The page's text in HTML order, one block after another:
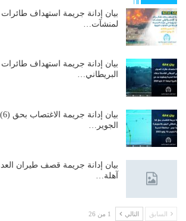
بيان إدانة جريمة استهداف طائرات
لمنشآت…
بيان إدانة جريمة استهداف طائرات
البريطاني…
الجوير…
بيان إدانة جريمة قصف طيران
آهلة…
السابق التالي 1 من 26